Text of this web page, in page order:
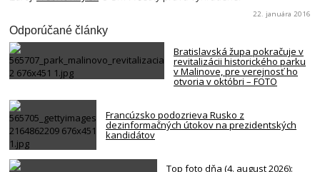
22. januára 2016
Odporúčané články
Bratislavská župa pokračuje v
revitalizácii historického parku
v Malinove, pre verejnosť ho
otvoria v októbri – FOTO
Francúzsko podozrieva Rusko z
dezinformačných útokov na prezidentských
kandidátov
Top foto dňa (4. august 2026):